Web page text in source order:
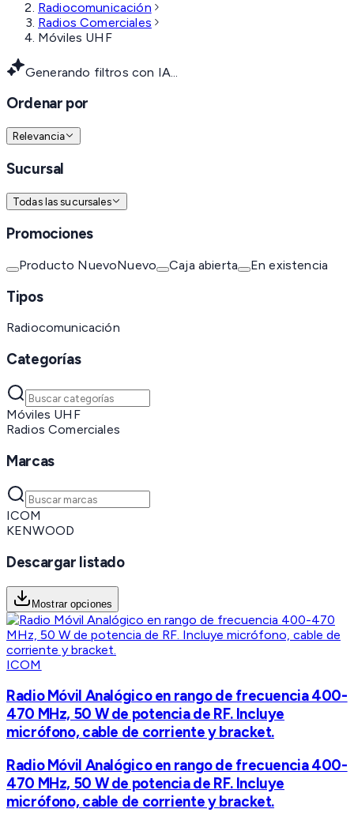
Radiocomunicación
Radios Comerciales
Móviles UHF
Generando filtros con IA...
Ordenar por
Relevancia
Sucursal
Todas las sucursales
Promociones
Producto NuevoNuevo Caja abierta En existencia
Tipos
Radiocomunicación
Categorías
Móviles UHF
Radios Comerciales
Marcas
ICOM
KENWOOD
Descargar listado
Mostrar opciones
ICOM
Radio Móvil Analógico en rango de frecuencia 400-
470 MHz, 50 W de potencia de RF. Incluye
micrófono, cable de corriente y bracket.
Radio Móvil Analógico en rango de frecuencia 400-
470 MHz, 50 W de potencia de RF. Incluye
micrófono, cable de corriente y bracket.